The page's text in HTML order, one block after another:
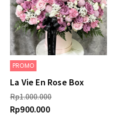
PROMO
La Vie En Rose Box
Rp1.000.000
Rp900.000